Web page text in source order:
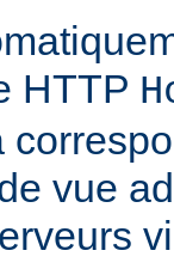
HTTP
vue